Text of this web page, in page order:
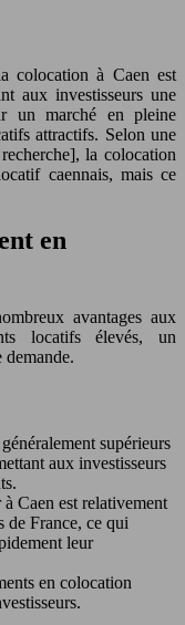
colocation à Caen est
aux investisseurs une
un marché en pleine
attractifs. Selon une
la colocation
caennais, mais ce
en
avantages aux
locatifs élevés, un
demande.
supérieurs
aux investisseurs
Caen est relativement
de France, ce qui
leur
en colocation